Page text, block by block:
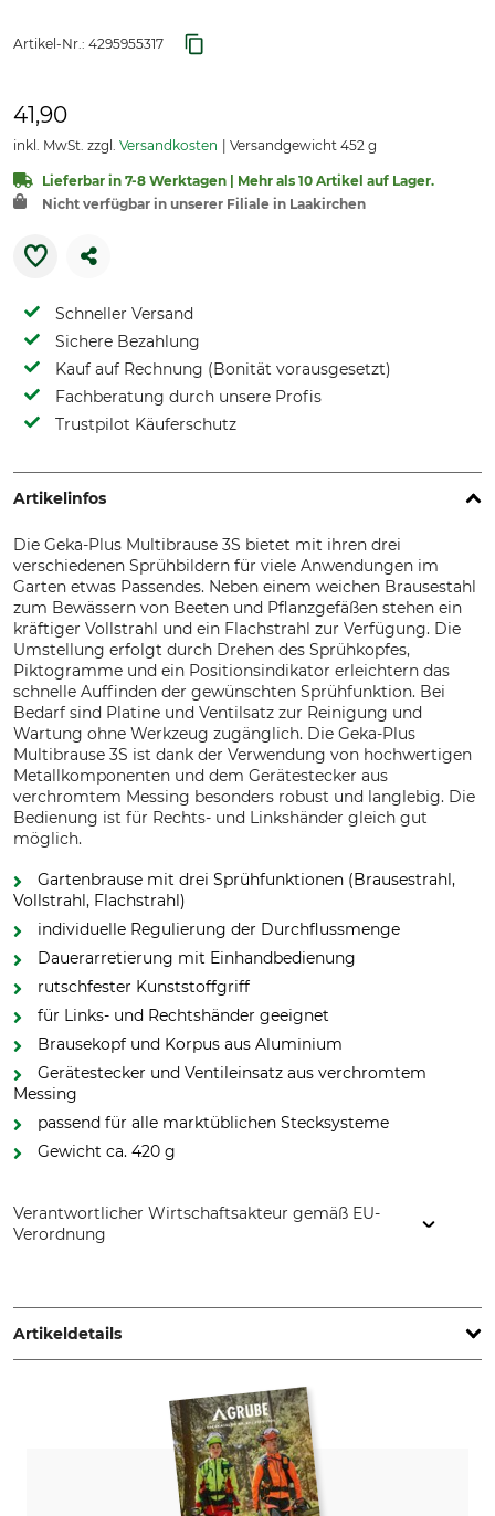
Artikel-Nr.: 4295955317
41,90
inkl. MwSt. zzgl. Versandkosten Versandgewicht 452 g
Lieferbar in 7-8 Werktagen | Mehr als 10 Artikel auf Lager.
Nicht verfügbar in unserer Filiale in Laakirchen
Schneller Versand
Sichere Bezahlung
Kauf auf Rechnung (Bonität vorausgesetzt)
Fachberatung durch unsere Profis
Trustpilot Käuferschutz
Artikelinfos
Die Geka-Plus Multibrause 3S bietet mit ihren drei
verschiedenen Sprühbildern für viele Anwendungen im
Garten etwas Passendes. Neben einem weichen Brausestahl
zum Bewässern von Beeten und Pflanzgefäßen stehen ein
kräftiger Vollstrahl und ein Flachstrahl zur Verfügung. Die
Umstellung erfolgt durch Drehen des Sprühkopfes,
Piktogramme und ein Positionsindikator erleichtern das
schnelle Auffinden der gewünschten Sprühfunktion. Bei
Bedarf sind Platine und Ventilsatz zur Reinigung und
Wartung ohne Werkzeug zugänglich. Die Geka-Plus
Multibrause 3S ist dank der Verwendung von hochwertigen
Metallkomponenten und dem Gerätestecker aus
verchromtem Messing besonders robust und langlebig. Die
Bedienung ist für Rechts- und Linkshänder gleich gut
möglich.
Gartenbrause mit drei Sprühfunktionen (Brausestrahl,
Vollstrahl, Flachstrahl)
individuelle Regulierung der Durchflussmenge
Dauerarretierung mit Einhandbedienung
rutschfester Kunststoffgriff
für Links- und Rechtshänder geeignet
Brausekopf und Korpus aus Aluminium
Gerätestecker und Ventileinsatz aus verchromtem
Messing
passend für alle marktüblichen Stecksysteme
Gewicht ca. 420 g
Verantwortlicher Wirtschaftsakteur gemäß EU-
Verordnung
Ardenne-Allee 27, 71522 Backnang, Germany, www.geka.de
Artikeldetails
Produkttyp
Multibrause
Modellbezeichnung
Gewicht
420 g